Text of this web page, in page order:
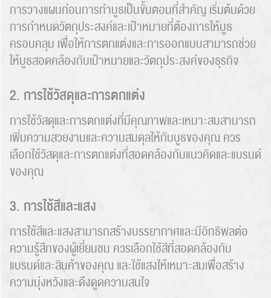
การวางแผนก่อนการทำบูธเป็นขั้นตอนที่สำคัญ เริ่มต้นด้วย
การกำหนดวัตถุประสงค์และเป้าหมายที่ต้องการให้บูธ
ครอบคลุม เพื่อให้การตกแต่งและการออกแบบสามารถช่วย
ให้บูธสอดคล้องกับเป้าหมายและวัตถุประสงค์ของธุรกิจ
2. การใช้วัสดุและการตกแต่ง
การใช้วัสดุและการตกแต่งที่มีคุณภาพและเหมาะสมสามารถ
เพิ่มความสวยงามและความสมดุลให้กับบูธของคุณ ควร
เลือกใช้วัสดุและการตกแต่งที่สอดคล้องกับแนวคิดและแบรนด์
ของคุณ
3. การใช้สีและแสง
การใช้สีและแสงสามารถสร้างบรรยากาศและมีอิทธิพลต่อ
ความรู้สึกของผู้เยี่ยมชม ควรเลือกใช้สีที่สอดคล้องกับ
แบรนด์และสินค้าของคุณ และใช้แสงให้เหมาะสมเพื่อสร้าง
ความมุ่งหวังและดึงดูดความสนใจ